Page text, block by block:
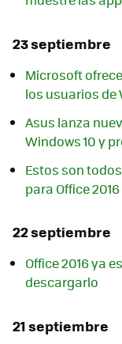
23 septiembre
Microsoft
los usuarios de
Asus lanza
Windows 10 y
Estos son
para Office 2016
22 septiembre
Office 2016 ya
descargarlo
21 septiembre